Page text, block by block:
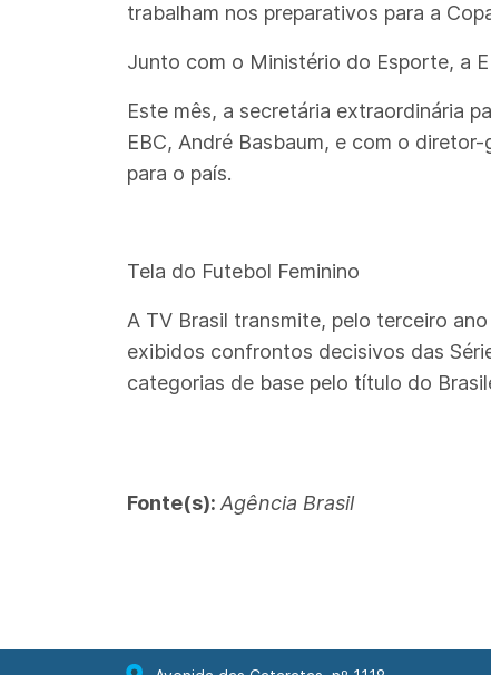
trabalham nos preparativos para a
Junto com o Ministério do Esporte, a
Este mês, a secretária extraordinária
EBC, André Basbaum, e com o
para o país.
Tela do Futebol Feminino
A TV Brasil transmite, pelo terceiro
exibidos confrontos decisivos das
categorias de base pelo título do
Fonte(s): Agência Brasil